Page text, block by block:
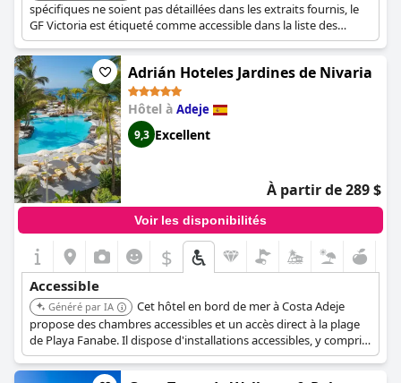
spécifiques ne soient pas détaillées dans les extraits fournis, le
GF Victoria est étiqueté comme accessible dans la liste des
hôtels, indiquant qu'il offre des installations pour les clients
ayant des besoins d'accessibilité.
Adrián Hoteles Jardines de Nivaria
Hôtel à Adeje
9,3 Excellent
À partir de 289 $
Voir les disponibilités
$
Accessible
Généré par IA
Cet hôtel en bord de mer à Costa Adeje
propose des chambres accessibles et un accès direct à la plage
de Playa Fanabe. Il dispose d'installations accessibles, y compris
des restaurants et un spa.